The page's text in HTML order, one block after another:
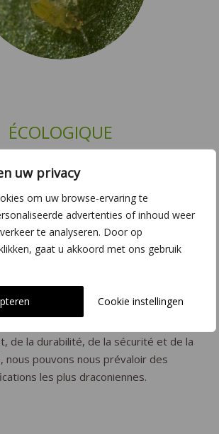
uw privacy
om uw browse-ervaring te
advertenties of inhoud weer
te analyseren. Door op
gaat u akkoord met ons gebruik
Cookie instellingen
ÉCOLOGIQUE
constituent, pour nous,
Hoog Orchids s’efforce de
mode de culture le plus écologique
employant de l’éclairage LED et en
de CO2, nous faisons en sorte
la plus petite charge possible sur
Ce principe vaut également pour tout
à la protection des plants (en nous
nature). Nous accordons beaucoup de
de la durabilité, de la sécurité et de la
nous pouvons nous prévaloir des
les plus draconiennes.